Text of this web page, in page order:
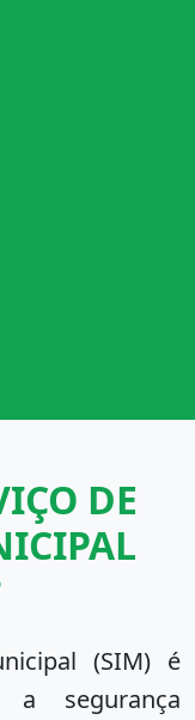
DE
(SIM) é
a segurança